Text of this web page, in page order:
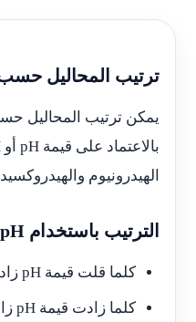
ترتيب المحاليل
يمكن ترتيب المحاليل
الهيدرونيوم
الترتيب باستخدام pH
كلما قلت قيمة pH زادت حمضية المحلول.
كلما زادت قيمة pH زادت قاعدية المحلول.